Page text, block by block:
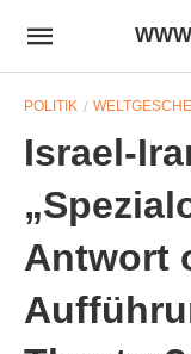
POLITIK
Israel-
Antwort